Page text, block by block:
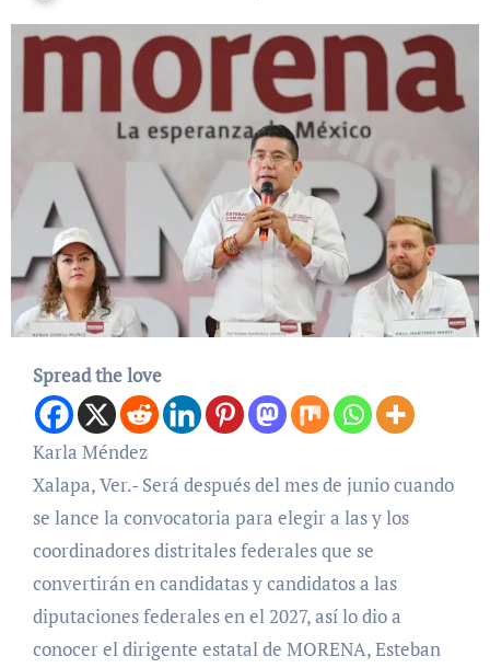
Spread the love
Karla Méndez
Xalapa, Ver.- Será después del mes de junio cuando
se lance la convocatoria para elegir a las y los
coordinadores distritales federales que se
convertirán en candidatas y candidatos a las
diputaciones federales en el 2027, así lo dio a
conocer el dirigente estatal de MORENA, Esteban